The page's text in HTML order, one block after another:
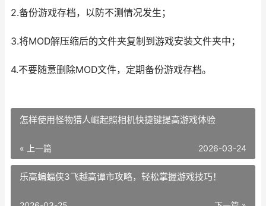
2.备份游戏存档，以防不测情况发生；
3.将MOD解压缩后的文件夹复制到游戏安装文件夹中；
4.不要随意删除MOD文件，定期备份游戏存档。
怎样使用怪物猎人崛起照相机快捷键提高游戏体验
« 上一篇 2026-03-24
乐高蝙蝠侠3飞越高谭市攻略，轻松掌握游戏技巧！